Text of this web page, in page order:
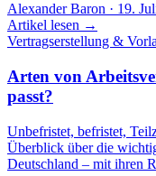
Alexander Baron · 19.
Artikel lesen →
Vertragserstellung &
Arten von
passt?
Unbefristet, befristet,
Überblick über die
Deutschland – mit ihren